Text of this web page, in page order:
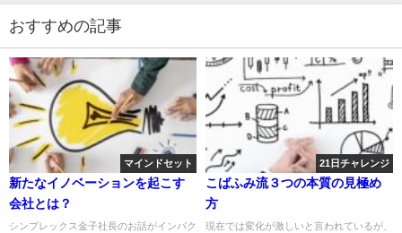
おすすめの記事
マインドセット
新たなイノベーションを起こす
会社とは？
シンプレックス金子社長のお話がインパク
21日チャレンジ
こばふみ流３つの本質の見極め
方
現在では変化が激しいと言われているが、